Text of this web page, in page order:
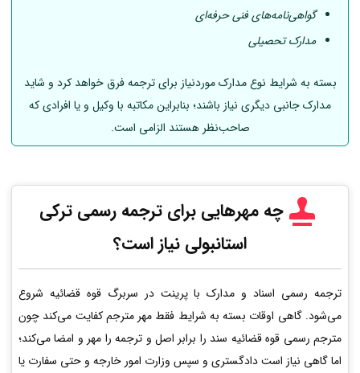
گواهی‌نامه‌های فنی حرفه‌ای
مدارک تحصیلی
بسته به شرایط نوع مدارک موردنیاز برای ترجمه فرق خواهد کرد و شاید
مدارک جانبی دیگری نیاز باشند؛ بنابراین مکاتبه با وکیل و یا افرادی که
صاحب‌نظر هستند الزامی است.
چه مهرهایی برای ترجمه رسمی ترکی
استانبولی نیاز است؟
ترجمه رسمی اسناد و مدارک با پرینت در سربرگ قوه قضائیه شروع
می‌شود. گاهی اوقات بسته به شرایط فقط مهر مترجم کفایت می‌کند چون
مترجم رسمی قوه قضائیه سند را برابر اصل و ترجمه را مهر و امضا می‌کند؛
اما گاهی نیاز است دادگستری و سپس وزارت امور خارجه و حتی سفارت یا